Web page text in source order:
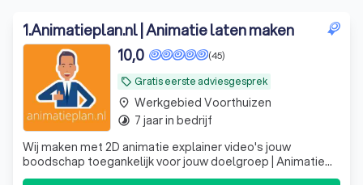
1.Animatieplan.nl | Animatie laten maken
local_offer Gratis eerste adviesgesprek
(45)
10,0
Wij maken met 2D animatie explainer video's jouw
boodschap toegankelijk voor jouw doelgroep | Animatie
laten maken? | Animatieplan.nl
place Werkgebied Voorthuizen
timelapse 7 jaar in bedrijf